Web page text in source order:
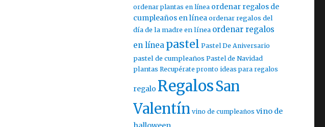
ordenar plantas en línea ordenar regalos de
cumpleaños en línea ordenar regalos del
día de la madre en línea ordenar regalos
en línea pastel Pastel De Aniversario
pastel de cumpleaños Pastel de Navidad
plantas Recupérate pronto ideas para regalos
regalo RegalosSan
Valentín vino de cumpleaños vino de